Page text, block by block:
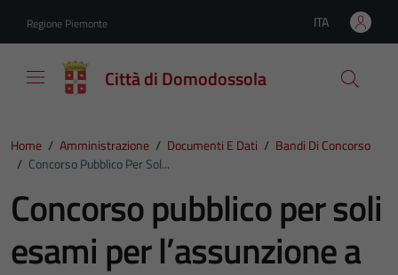
Regione Piemonte Lingua attiva:
ITA
Città di Domodossola
Home / Amministrazione / Documenti E Dati / Bandi Di Concorso
/ Concorso Pubblico Per Sol...
Concorso pubblico per soli
esami per l’assunzione a